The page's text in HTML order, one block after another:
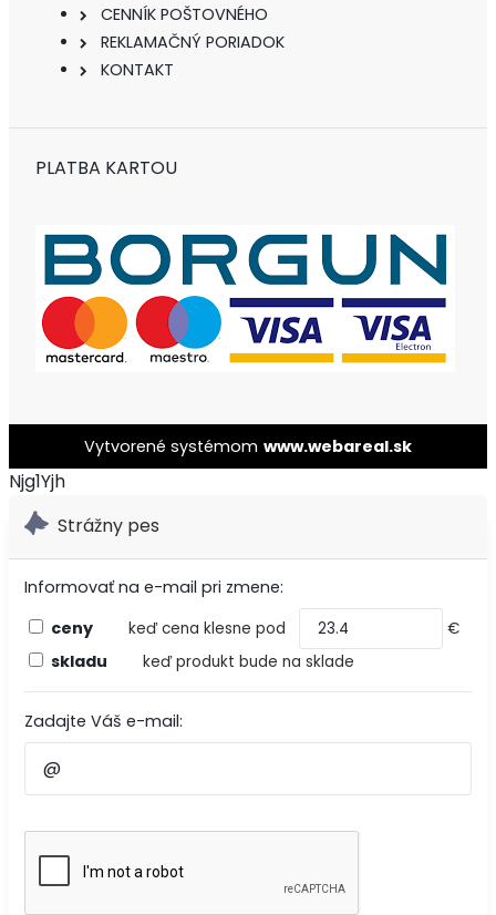
CENNÍK POŠTOVNÉHO
REKLAMAČNÝ PORIADOK
KONTAKT
PLATBA KARTOU
Vytvorené systémom www.webareal.sk
Njg1Yjh
Strážny pes
Informovať na e-mail pri zmene:
ceny
keď cena klesne pod €
skladu keď produkt bude na sklade
Zadajte Váš e-mail: